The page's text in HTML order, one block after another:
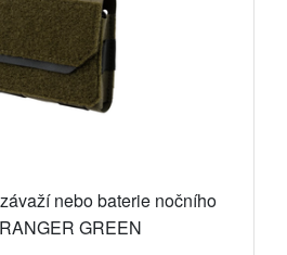
nebo baterie nočního
GREEN